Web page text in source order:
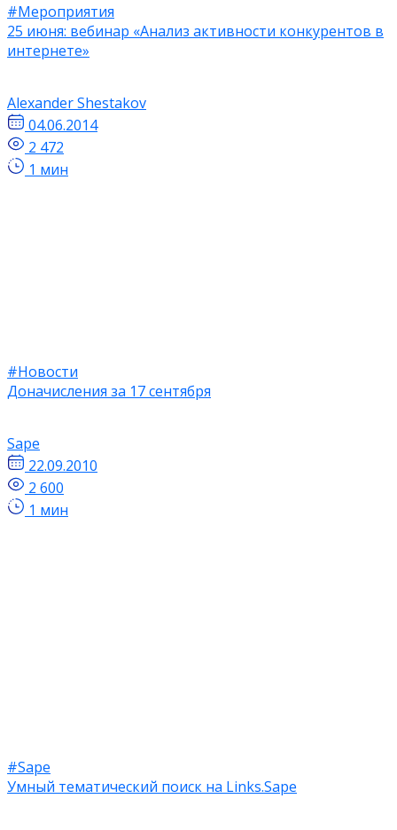
#Мероприятия
25 июня: вебинар «Анализ активности конкурентов в
интернете»
Alexander Shestakov
04.06.2014
2 472
1 мин
#Новости
Доначисления за 17 сентября
Sape
22.09.2010
2 600
1 мин
#Sape
Умный тематический поиск на Links.Sape